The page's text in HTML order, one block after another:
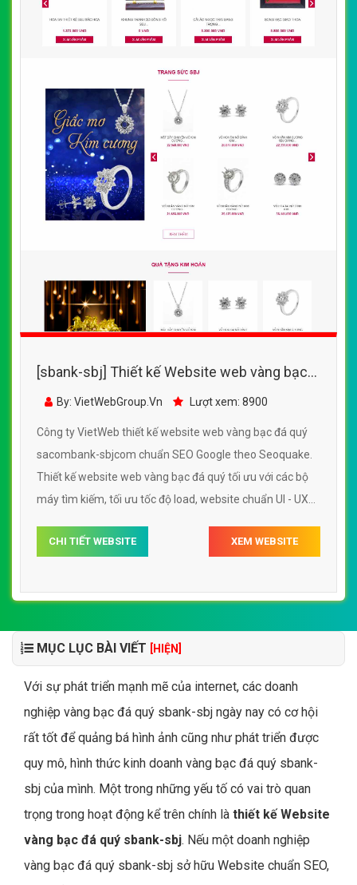
[sbank-sbj] Thiết kế Website web vàng bạc
đá quý - sacombank-sbjcom
By: VietWebGroup.Vn Lượt xem: 8900
Công ty VietWeb thiết kế website web vàng bạc đá quý
sacombank-sbjcom chuẩn SEO Google theo Seoquake.
Thiết kế website web vàng bạc đá quý tối ưu với các bộ
máy tìm kiếm, tối ưu tốc độ load, website chuẩn UI - UX
bạc đá quý sacombank-sbjcom
CHI TIẾT WEBSITE XEM WEBSITE
MỤC LỤC BÀI VIẾT [HIỆN]
Với sự phát triển mạnh mẽ của internet, các doanh
nghiệp vàng bạc đá quý sbank-sbj ngày nay có cơ hội
rất tốt để quảng bá hình ảnh cũng như phát triển được
quy mô, hình thức kinh doanh vàng bạc đá quý sbank-
sbj của mình. Một trong những yếu tố có vai trò quan
trọng trong hoạt động kể trên chính là thiết kế Website
vàng bạc đá quý sbank-sbj. Nếu một doanh nghiệp
vàng bạc đá quý sbank-sbj sở hữu Website chuẩn SEO,